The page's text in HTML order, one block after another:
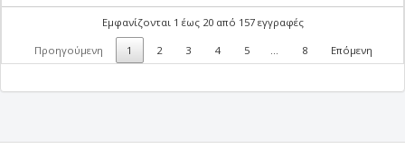
Εμφανίζονται 1 έως 20 από 157 εγγραφές
Προηγούμενη 1 2 3 4 5 8 Επόμενη